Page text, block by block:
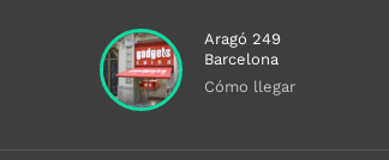
Aragó 249
Barcelona
Cómo llegar